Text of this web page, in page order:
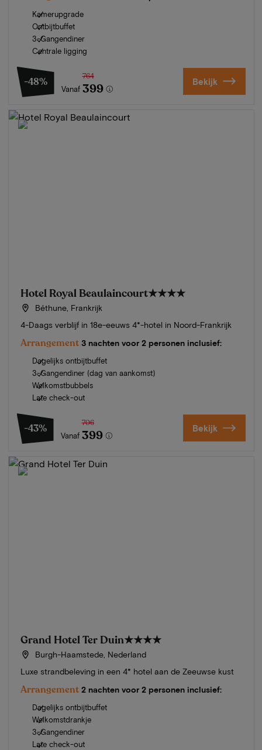
Kamerupgrade
Ontbijtbuffet
3-Gangendiner
Centrale ligging
-48%
Vanaf
764
399 Bekijk
Hotel Royal Beaulaincourt★★★★
Béthune, Frankrijk
4-Daags verblijf in 18e-eeuws 4*-hotel in Noord-Frankrijk
Arrangement 3 nachten voor 2 personen inclusief:
Dagelijks ontbijtbuffet
3-Gangendiner (dag van aankomst)
Welkomstbubbels
Late check-out
-43%
Vanaf
706
399 Bekijk
Grand Hotel Ter Duin★★★★
Burgh-Haamstede, Nederland
Luxe strandbeleving in een 4* hotel aan de Zeeuwse kust
Arrangement 2 nachten voor 2 personen inclusief:
Dagelijks ontbijtbuffet
Welkomstdrankje
3-Gangendiner
Late check-out